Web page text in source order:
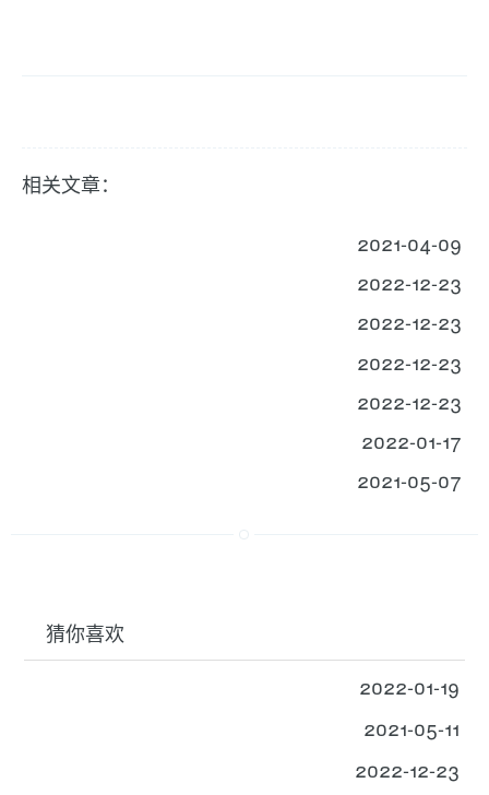
相关文章：
2021-04-09
2022-12-23
2022-12-23
2022-12-23
2022-12-23
2022-01-17
2021-05-07
猜你喜欢
2022-01-19
2021-05-11
2022-12-23